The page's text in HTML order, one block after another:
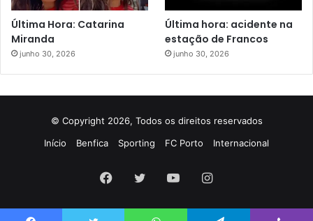
Última Hora: Catarina
Miranda
junho 30, 2026
Última hora: acidente na
estação de Francos
junho 30, 2026
© Copyright 2026, Todos os direitos reservados
Início
Benfica Sporting FC Porto Internacional
Facebook
TwitterYouTubeInstagram